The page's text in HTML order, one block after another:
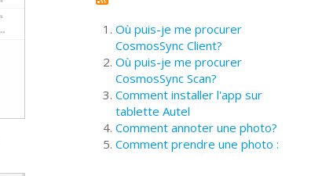
Où puis-je me procurer
CosmosSync Client?
Où puis-je me procurer
CosmosSync Scan?
Comment installer l'app sur
tablette Autel
Comment annoter une photo?
Comment prendre une photo :